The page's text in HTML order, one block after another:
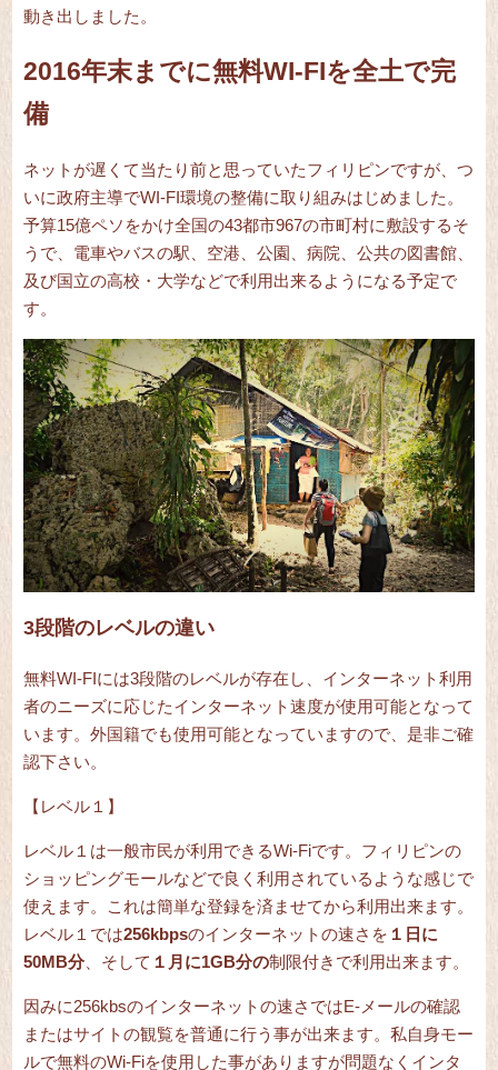
動き出しました。
2016年末までに無料WI-FIを全土で完
備
ネットが遅くて当たり前と思っていたフィリピンですが、つ
いに政府主導でWI-FI環境の整備に取り組みはじめました。
予算15億ペソをかけ全国の43都市967の市町村に敷設するそ
うで、電車やバスの駅、空港、公園、病院、公共の図書館、
及び国立の高校・大学などで利用出来るようになる予定で
す。
3段階のレベルの違い
無料WI-FIには3段階のレベルが存在し、インターネット利用
者のニーズに応じたインターネット速度が使用可能となって
います。外国籍でも使用可能となっていますので、是非ご確
認下さい。
【レベル１】
レベル１は一般市民が利用できるWi-Fiです。フィリピンの
ショッピングモールなどで良く利用されているような感じで
使えます。これは簡単な登録を済ませてから利用出来ます。
レベル１では256kbpsのインターネットの速さを １日に
50MB分、そして １月に1GB分の制限付きで利用出来ます。
因みに256kbsのインターネットの速さではE-メールの確認
またはサイトの観覧を普通に行う事が出来ます。私自身モー
ルで無料のWi-Fiを使用した事がありますが問題なくインタ